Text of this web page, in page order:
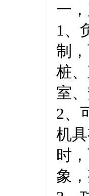
一
1、
制
桩
室
2、
机
时
象